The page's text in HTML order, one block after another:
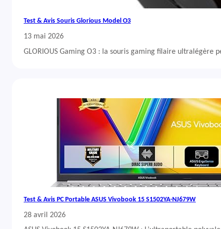
Test & Avis Souris Glorious Model O3
13 mai 2026
GLORIOUS Gaming O3 : la souris gaming filaire ultralégère
Test & Avis PC Portable ASUS Vivobook 15 S1502YA-NJ679W
28 avril 2026